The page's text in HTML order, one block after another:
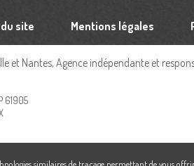
site Mentions légales
et Nantes, Agence indépendante et
61905